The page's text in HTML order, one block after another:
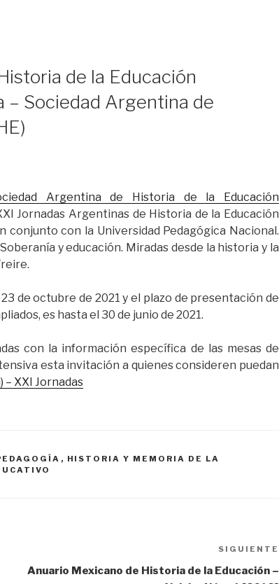
de la Educación
Sociedad Argentina de
Argentina de Historia de la Educación
Jornadas Argentinas de Historia de la Educación
con la Universidad Pedagógica Nacional.
y educación. Miradas desde la historia y la
de octubre de 2021 y el plazo de presentación de
es hasta el 30 de junio de 2021.
con la información específica de las mesas de
esta invitación a quienes consideren puedan
XXI Jornadas
, HISTORIA Y MEMORIA DE LA
SIGUIENTE
Anuario Mexicano de Historia de la Educación –